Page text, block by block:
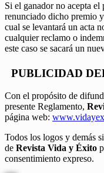
Si el ganador no acepta
renunciado dicho premio
cual se levantará un acta
cualquier reclamo o
este caso se sacará un
PUBLICIDAD
Con el propósito de
presente Reglamento,
página web:
Todos los logos y demás
de Revista Vida y Éxito
consentimiento expreso.